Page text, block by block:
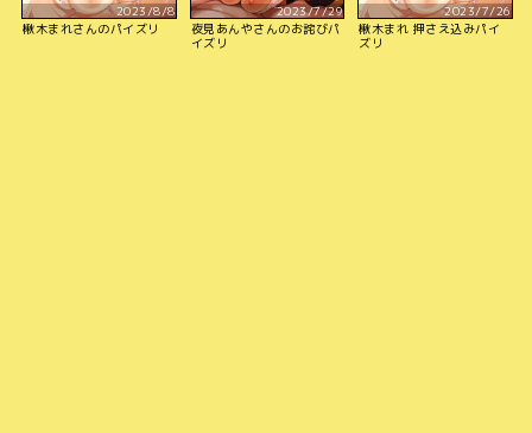
2023/8/8
楸木まれさんのパイズリ
2023/7/29
夜見あんやさんのお詫びパ
イズリ
2023/7/26
楸木まれ 押さえ込みパイ
ズリ